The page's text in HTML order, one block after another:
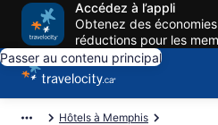
Accédez à l’appli
Obtenez des
réductions pour les
Passer au contenu principal
Hôtels à Memphis